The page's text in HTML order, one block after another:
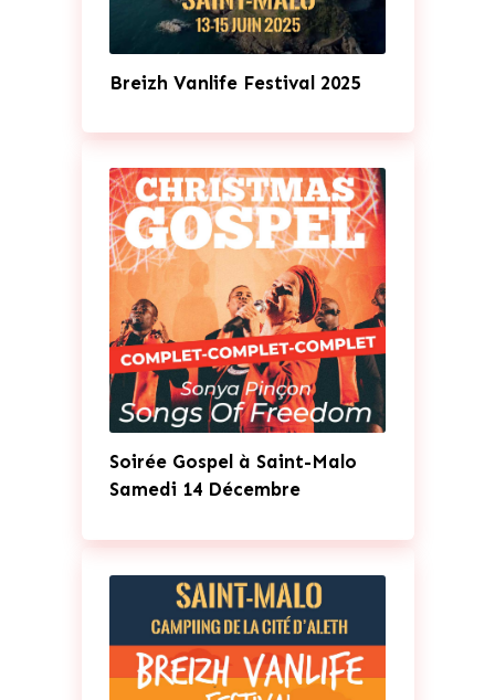
Breizh Vanlife Festival 2025
Soirée Gospel à Saint-Malo
Samedi 14 Décembre